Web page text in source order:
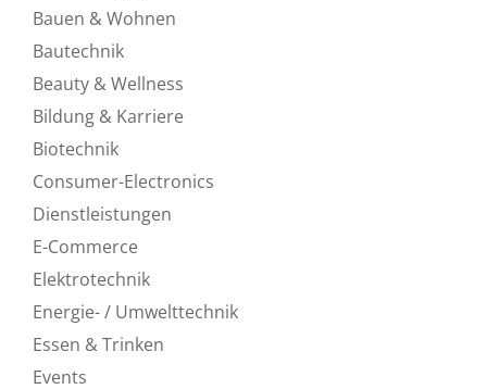
Bauen & Wohnen
Bautechnik
Beauty & Wellness
Bildung & Karriere
Biotechnik
Consumer-Electronics
Dienstleistungen
E-Commerce
Elektrotechnik
Energie- / Umwelttechnik
Essen & Trinken
Events